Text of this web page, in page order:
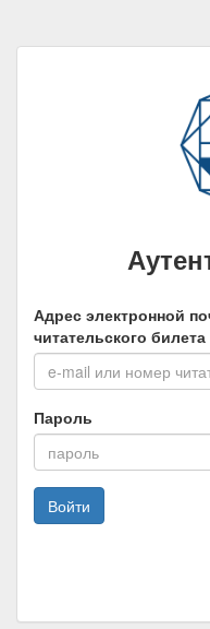
Адрес электронной
читательского билета
Пароль
Войти